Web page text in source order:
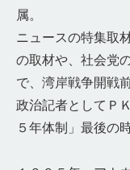
属。
ニュースの特集取
の取材や、社会党
で、湾岸戦争開戦
政治記者としてＰ
５年体制」最後の